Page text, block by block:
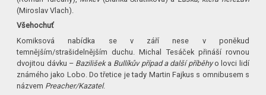
(Miroslav Vlach).
Všehochuť
Komiksová nabídka se v září nese v poněkud
temnějším/strašidelnějším duchu. Michal Tesáček přináší rovnou
dvojitou dávku – Bazilišek a Bullíkův případ a další příběhyo lovci lidí
známého jako Lobo. Do třetice je tady Martin Fajkus s omnibusem s
názvem Preacher/Kazatel.